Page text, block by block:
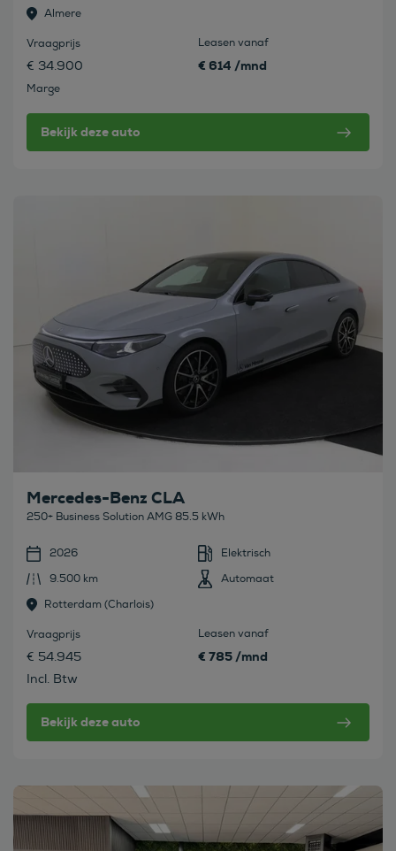
Almere
Vraagprijs
€ 34.900
Marge
Leasen vanaf
€ 614 /mnd
Bekijk deze auto
Mercedes-Benz CLA
250+ Business Solution AMG 85.5 kWh
2026
Elektrisch
9.500 km
Automaat
Rotterdam (charlois)
Vraagprijs
€ 54.945
Incl. Btw
Leasen vanaf
€ 785 /mnd
Bekijk deze auto